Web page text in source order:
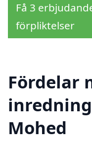
Få 3
förpliktelser
Fördelar
Mohed